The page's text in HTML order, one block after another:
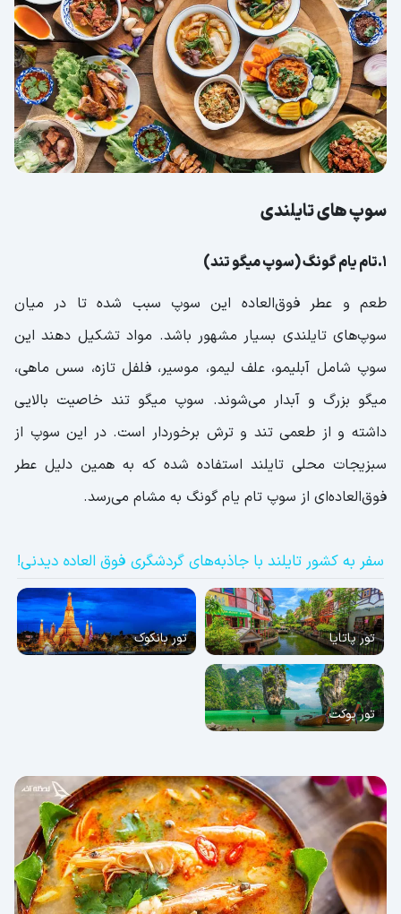
نودل‌ های تایلندی
9.پد سی ئیو (نودل صاف سرخ شده به ‌همراه
سس سویا)
10.پد تای (نودل صاف سرخ شده به ‌روش
تایلندی)
11.موز پنکیک
12.کدو حلوایی تفت داده شده
سوپ‌ های تایلندی
1.تام یام گونگ (سوپ میگو تند)
طعم و عطر فوق‌العاده این سوپ سبب شده تا در میان
سوپ‌های تایلندی بسیار مشهور باشد. مواد تشکیل دهند این
سوپ شامل آبلیمو، علف لیمو، موسیر، فلفل تازه، سس ماهی،
میگو بزرگ و آبدار می‌شوند. سوپ میگو تند خاصیت بالایی
داشته و از طعمی تند و ترش برخوردار است. در این سوپ از
سبزیجات محلی تایلند استفاده شده که به ‌همین دلیل عطر
فوق‌العاده‌ای از سوپ تام یام گونگ به مشام می‌رسد.
سفر به کشور تایلند با جاذبه‌های گردشگری فوق العاده دیدنی!
تور پاتایا تور بانکوک
تور پوکت